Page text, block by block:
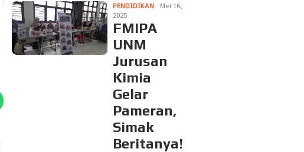
PENDIDIKAN
Mei 16,
2025
FMIPA
UNM
Jurusan
Kimia
Gelar
Pameran,
Simak
Beritanya!